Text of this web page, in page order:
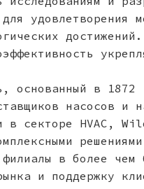
удовлетворения
основанный в 1872
насосов и
в секторе HVAC,
в более чем
и поддержку